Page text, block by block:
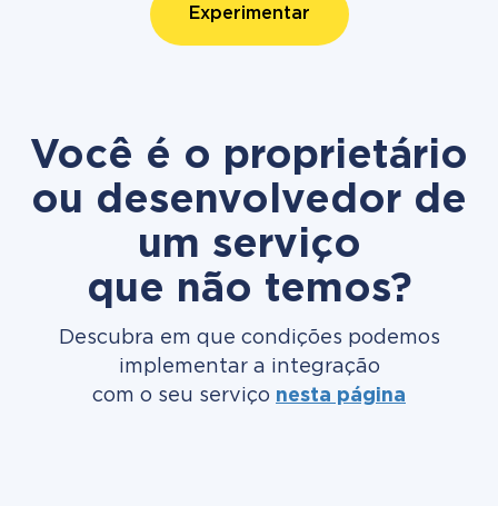
Experimentar
Você é o proprietário
ou desenvolvedor de
um serviço
que não temos?
Descubra em que condições podemos
implementar a integração
com o seu serviço nesta página